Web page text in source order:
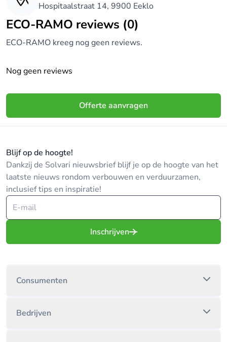
Hospitaalstraat 14, 9900 Eeklo
ECO-RAMO reviews (0)
ECO-RAMO kreeg nog geen reviews.
Nog geen reviews
Offerte aanvragen
Blijf op de hoogte!
Dankzij de Solvari nieuwsbrief blijf je op de hoogte van het
laatste nieuws rondom verbouwen en verduurzamen,
inclusief tips en inspiratie!
Inschrijven
Consumenten
Bedrijven